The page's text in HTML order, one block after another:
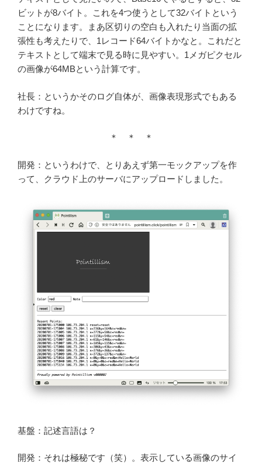
ビットが8バイト。これを4つ使うとして32バイトという
ことになります。まあ区切りの空白も入れたり当面の拡
張性も考えたりで、1レコード64バイトかなと。これだと
テキストとして端末で見る時に見やすい。1メガピクセル
の画像が64MBという計算です。
社長：というかそのログ自体が、画像表現形式でもある
わけですね。
＊ ＊ ＊
開発：というわけで、とりあえず第一モックアップを作
って、クラウド上のサーバにアップロードしました。
基盤：記述言語は？
開発：それは極秘です（笑）。表示している画像のサイ